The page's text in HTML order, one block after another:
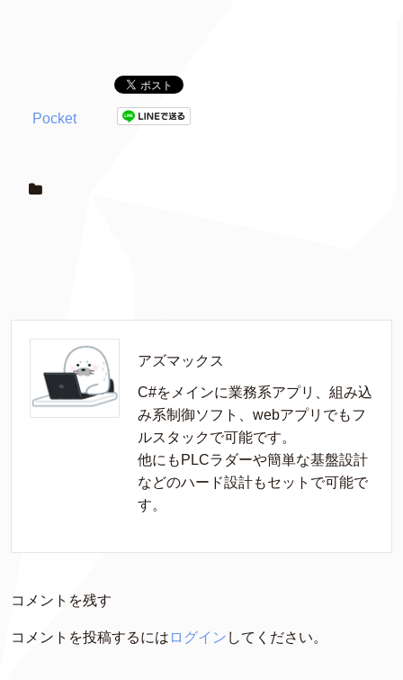
Pocket
アズマックス
C#をメインに業務系アプリ、組み込
み系制御ソフト、webアプリでもフ
ルスタックで可能です。
他にもPLCラダーや簡単な基盤設計
などのハード設計もセットで可能で
す。
コメントを残す
コメントを投稿するには ログイン してください。